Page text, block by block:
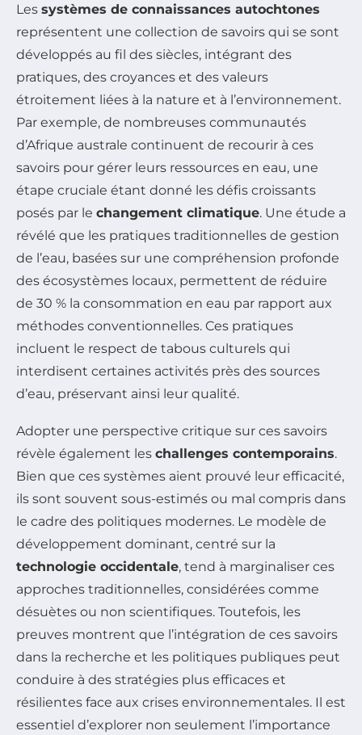
Les systèmes de connaissances autochtones
représentent une collection de savoirs qui se sont
développés au fil des siècles, intégrant des
pratiques, des croyances et des valeurs
étroitement liées à la nature et à l’environnement.
Par exemple, de nombreuses communautés
d’Afrique australe continuent de recourir à ces
savoirs pour gérer leurs ressources en eau, une
étape cruciale étant donné les défis croissants
posés par le changement climatique. Une étude a
révélé que les pratiques traditionnelles de gestion
de l’eau, basées sur une compréhension profonde
des écosystèmes locaux, permettent de réduire
de 30 % la consommation en eau par rapport aux
méthodes conventionnelles. Ces pratiques
incluent le respect de tabous culturels qui
interdisent certaines activités près des sources
d’eau, préservant ainsi leur qualité.
Adopter une perspective critique sur ces savoirs
révèle également les challenges contemporains.
Bien que ces systèmes aient prouvé leur efficacité,
ils sont souvent sous-estimés ou mal compris dans
le cadre des politiques modernes. Le modèle de
développement dominant, centré sur la
technologie occidentale, tend à marginaliser ces
approches traditionnelles, considérées comme
désuètes ou non scientifiques. Toutefois, les
preuves montrent que l’intégration de ces savoirs
dans la recherche et les politiques publiques peut
conduire à des stratégies plus efficaces et
résilientes face aux crises environnementales. Il est
essentiel d’explorer non seulement l’importance